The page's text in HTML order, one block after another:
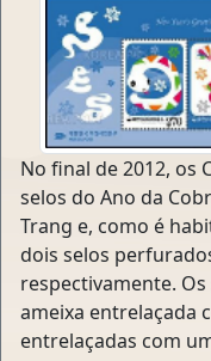
No final de 2012, os
selos do Ano da
Trang e, como é
dois selos
respectivamente.
ameixa entrelaçada
entrelaçadas com